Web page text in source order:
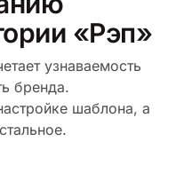
«Рэп»
узнаваемость
бренда.
шаблона, а